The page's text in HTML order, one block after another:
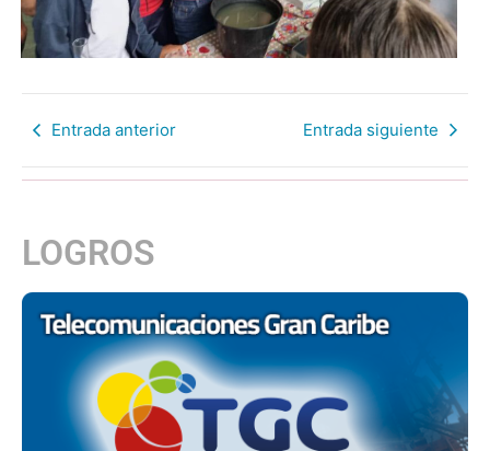
Entrada anterior Entrada siguiente
LOGROS